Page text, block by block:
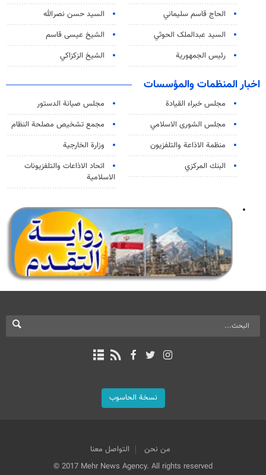
الحاج قاسم سليماني
السيد حسن نصرالله
السید عبدالملک الحوثي
الشيخ عيسى قاسم
رئيس الجمهورية
الشيخ الزكزاكي
اخبار المنظمات والمؤسسات
مجلس خبراء القيادة
مجلس صيانة الدستور
مجلس الشورى الاسلامي
مجمع تشخيص مصلحة النظام
منظمة الاذاعة والتلفزیون
وزارة الخارجية
البنك المركزي
اتحاد الاذاعات والتلفزيونات
الاسلامية
نسخة الحاسوب
من نحن
التواصل معنا
© 2017 Mehr News Agency. All rights reserved